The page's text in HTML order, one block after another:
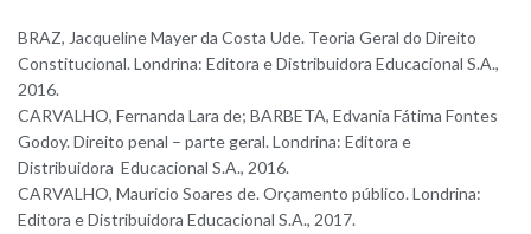
BRAZ, Jacqueline Mayer da Costa Ude. Teoria Geral do Direito
Constitucional. Londrina: Editora e Distribuidora Educacional S.A.,
2016.
CARVALHO, Fernanda Lara de; BARBETA, Edvania Fátima Fontes
Godoy. Direito penal – parte geral. Londrina: Editora e
Distribuidora Educacional S.A., 2016.
CARVALHO, Mauricio Soares de. Orçamento público. Londrina:
Editora e Distribuidora Educacional S.A., 2017.